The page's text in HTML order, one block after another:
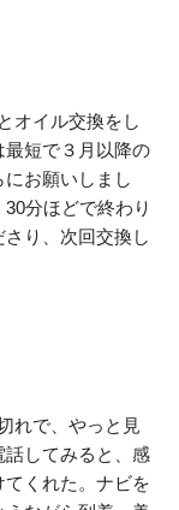
オイル交換をし
短で３月以降の
お願いしまし
分ほどで終わり
り、次回交換し
れで、やっと見
してみると、感
くれた。ナビを